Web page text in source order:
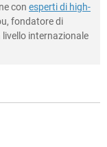
con esperti di high-
fondatore di
livello internazionale